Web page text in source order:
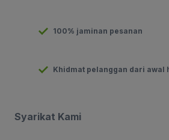
100% jaminan pesanan
Khidmat pelanggan dari awal
Syarikat Kami